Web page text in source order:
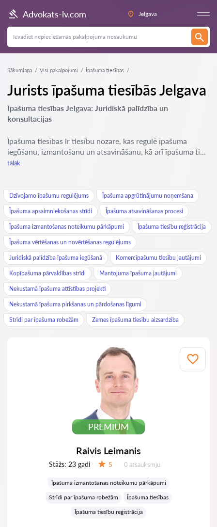
Advokats-lv.com Jelgava
Sākumlapa Visi pakalpojumi Īpašuma tiesības
Jurists īpašuma tiesībās Jelgava
Īpašuma tiesības Jelgava: Juridiskā palīdzība un
konsultācijas
Īpašuma tiesības ir tiesību nozare, kas regulē īpašuma
iegūšanu, izmantošanu un atsavināšanu, kā arī īpašuma ti...
tālāk
Dzīvojamo īpašumu regulējums Īpašuma apgrūtinājumu noņemšana
Īpašuma apsaimniekošanas strīdi Īpašuma atsavināšanas procesi
Īpašuma izmantošanas noteikumu pārkāpumi Īpašuma tiesību reģistrācija
Īpašuma vērtēšanas un novērtēšanas regulējums
Juridiskā palīdzība īpašuma iegūšanā Komercīpašumu tiesību jautājumi
Kopīpašuma pārvaldības strīdi Mantojuma īpašuma jautājumi
Nekustamā īpašuma attīstības projekti
Nekustamā īpašuma pirkšanas un pārdošanas līgumi
Strīdi par īpašuma robežām Zemes īpašuma tiesību aizsardzība
PREMIUM
Raivis Leimanis
Stāžs: 23 gadi 5 Atsauksmes:
0 atsauksmju
Īpašuma izmantošanas noteikumu pārkāpumi
Strīdi par īpašuma robežām
Īpašuma tiesības
Īpašuma tiesību reģistrācija